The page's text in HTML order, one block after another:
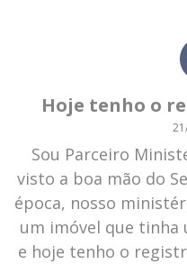
Hoje tenho o
Sou Parceiro
visto a boa mão do
época, nosso
um imóvel que tinha
e hoje tenho o